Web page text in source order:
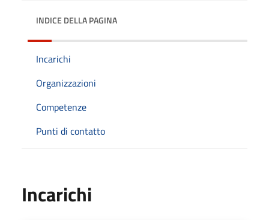
INDICE DELLA PAGINA
Incarichi
Organizzazioni
Competenze
Punti di contatto
Incarichi